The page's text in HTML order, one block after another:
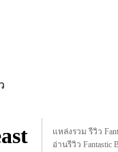
แหล่งรวม รีวิว
อ่านรีวิว Fantastic